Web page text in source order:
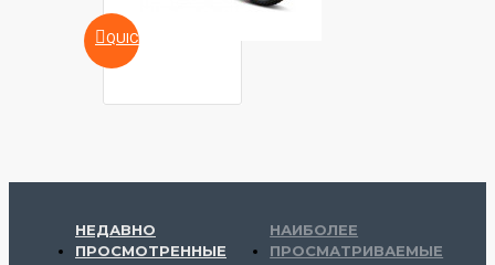
QUICKVIEW
НЕДАВНО
ПРОСМОТРЕННЫЕ
НАИБОЛЕЕ
ПРОСМАТРИВАЕМЫЕ